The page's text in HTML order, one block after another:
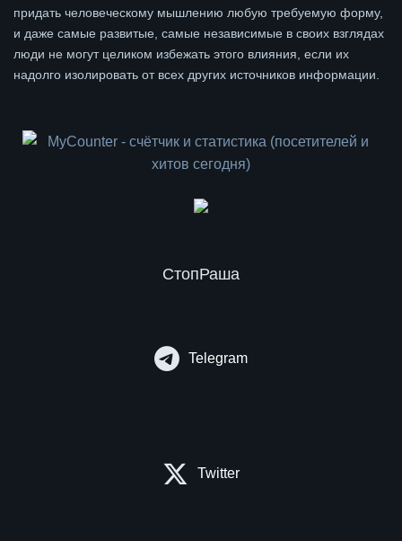
придать человеческому мышлению любую требуемую форму,
и даже самые развитые, самые независимые в своих взглядах
люди не могут целиком избежать этого влияния, если их
надолго изолировать от всех других источников информации.
СтопРаша
Telegram
Twitter